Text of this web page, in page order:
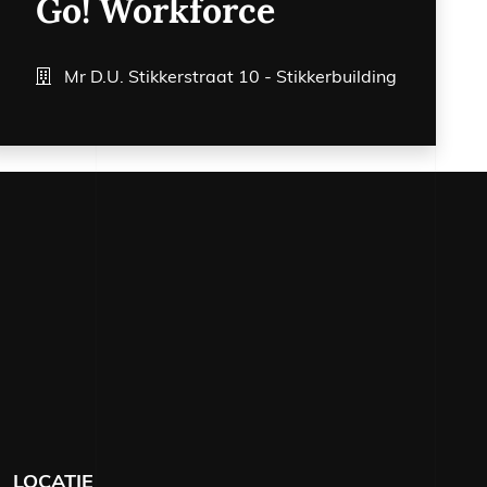
06 61 67
Go! Workforce
Mr D.U. Stikkerstraat 10 - Stikkerbuilding